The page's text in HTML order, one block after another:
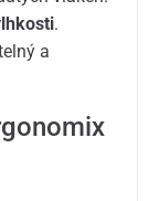
.
a